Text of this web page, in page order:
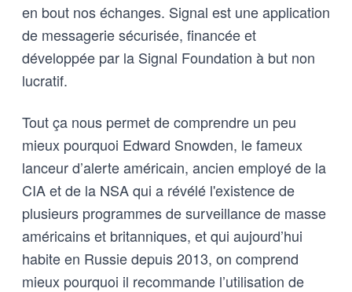
en bout nos échanges. Signal est une application
de messagerie sécurisée, financée et
développée par la Signal Foundation à but non
lucratif.
Tout ça nous permet de comprendre un peu
mieux pourquoi Edward Snowden, le fameux
lanceur d’alerte américain, ancien employé de la
CIA et de la NSA qui a révélé l'existence de
plusieurs programmes de surveillance de masse
américains et britanniques, et qui aujourd’hui
habite en Russie depuis 2013, on comprend
mieux pourquoi il recommande l’utilisation de